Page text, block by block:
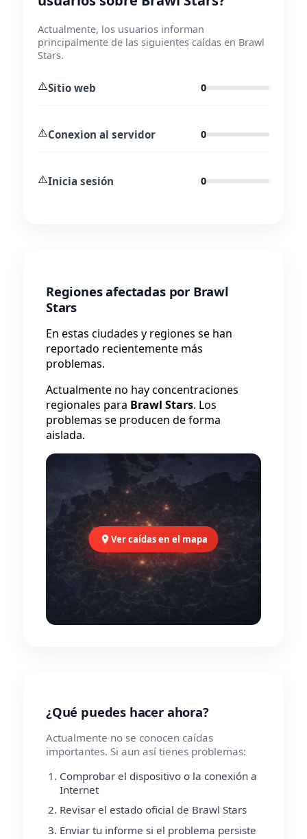
Actualmente, los usuarios informan
principalmente de las siguientes caídas en Brawl
Stars.
⚠️Sitio web 0
⚠️Conexion al servidor 0
⚠️Inicia sesión 0
Regiones afectadas por Brawl
Stars
En estas ciudades y regiones se han
reportado recientemente más
problemas.
Actualmente no hay concentraciones
regionales para Brawl Stars. Los
problemas se producen de forma
aislada.
Ver caídas en el mapa
¿Qué puedes hacer ahora?
Actualmente no se conocen caídas
importantes. Si aun así tienes problemas:
Comprobar el dispositivo o la conexión a
Internet
Revisar el estado oficial de Brawl Stars
Enviar tu informe si el problema persiste